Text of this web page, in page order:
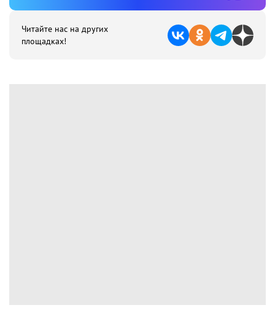
Читайте нас на других
площадках!